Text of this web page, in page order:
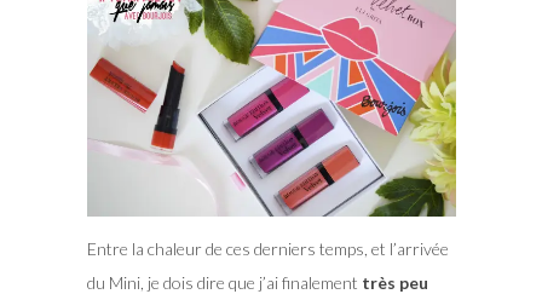
Entre la chaleur de ces derniers temps, et l’arrivée
du Mini, je dois dire que j’ai finalement très peu